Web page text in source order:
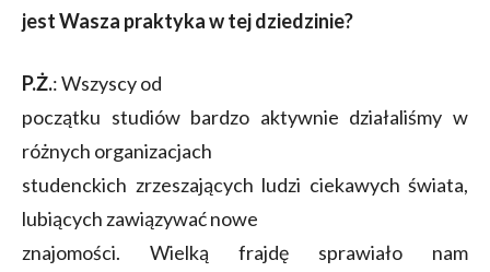
jest Wasza praktyka w tej dziedzinie?
P.Ż.: Wszyscy od
początku studiów bardzo aktywnie działaliśmy w
różnych organizacjach
studenckich zrzeszających ludzi ciekawych świata,
lubiących zawiązywać nowe
znajomości. Wielką frajdę sprawiało nam